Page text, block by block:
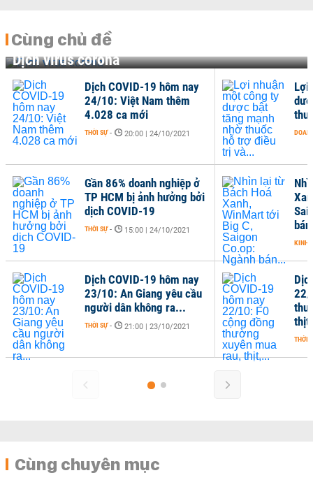
Cùng chủ đề
Dịch virus corona
Dịch COVID-19 hôm nay
24/10: Việt Nam thêm
4.028 ca mới
THỜI SỰ - 20:00 | 24/10/2021
Gần 86% doanh nghiệp ở
TP HCM bị ảnh hưởng bởi
dịch COVID-19
THỜI SỰ - 15:00 | 24/10/2021
Dịch COVID-19 hôm nay
23/10: An Giang yêu cầu
người dân không ra...
THỜI SỰ - 21:00 | 23/10/2021
Lợi
KINH
22/
THỜI
Cùng chuyên mục